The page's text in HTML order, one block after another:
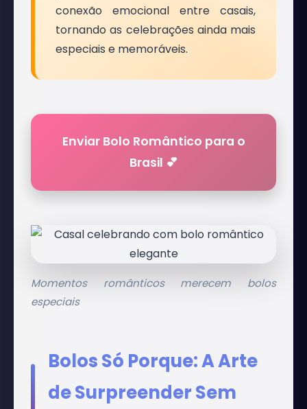
conexão emocional entre casais,
tornando as celebrações ainda mais
especiais e memoráveis.
Enviar Bolo Romântico para o
Brasil 💕
Momentos românticos merecem bolos
especiais
Bolos Só Porque: A Arte
de Surpreender Sem